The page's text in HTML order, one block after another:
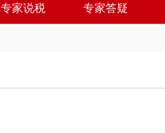
专家说税 专家答疑